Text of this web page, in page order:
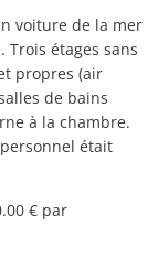
voiture de la mer
étages sans
propres (air
de bains
à la chambre.
était
€ par